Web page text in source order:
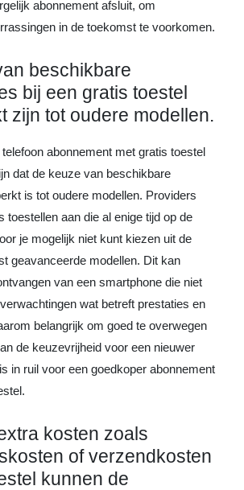
abonnement afsluit, om
in de toekomst te voorkomen.
beschikbare
bij een gratis toestel
zijn tot oudere modellen.
abonnement met gratis toestel
dat de keuze van beschikbare
is tot oudere modellen. Providers
toestellen aan die al enige tijd op de
je mogelijk niet kunt kiezen uit de
geavanceerde modellen. Dit kan
van een smartphone die niet
wat betreft prestaties en
belangrijk om goed te overwegen
de keuzevrijheid voor een nieuwer
in ruil voor een goedkoper abonnement
kosten zoals
of verzendkosten
kunnen de